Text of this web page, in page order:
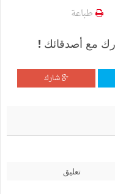
طباعة
مع أصدقائك !
شارك
تعليق